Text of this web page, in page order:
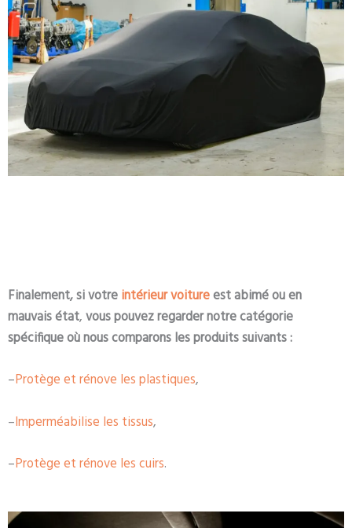
Finalement, si votreintérieur voitureest abimé ou en
mauvais état,vous pouvez regarder notre catégorie
spécifique où nous comparons les produits suivants :
–Protège et rénove les plastiques,
–Imperméabilise les tissus,
–Protège et rénove les cuirs.